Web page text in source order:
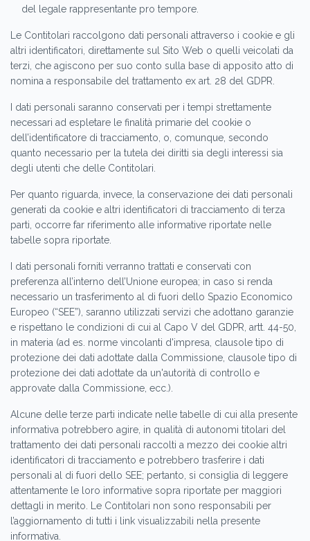
del legale rappresentante pro tempore.
Le Contitolari raccolgono dati personali attraverso i cookie e gli
altri identificatori, direttamente sul Sito Web o quelli veicolati da
terzi, che agiscono per suo conto sulla base di apposito atto di
nomina a responsabile del trattamento ex art. 28 del GDPR.
I dati personali saranno conservati per i tempi strettamente
necessari ad espletare le finalità primarie del cookie o
dell’identificatore di tracciamento, o, comunque, secondo
quanto necessario per la tutela dei diritti sia degli interessi sia
degli utenti che delle Contitolari.
Per quanto riguarda, invece, la conservazione dei dati personali
generati da cookie e altri identificatori di tracciamento di terza
parti, occorre far riferimento alle informative riportate nelle
tabelle sopra riportate.
I dati personali forniti verranno trattati e conservati con
preferenza all’interno dell’Unione europea; in caso si renda
necessario un trasferimento al di fuori dello Spazio Economico
Europeo (“SEE”), saranno utilizzati servizi che adottano garanzie
e rispettano le condizioni di cui al Capo V del GDPR, artt. 44-50,
in materia (ad es. norme vincolanti d'impresa, clausole tipo di
protezione dei dati adottate dalla Commissione, clausole tipo di
protezione dei dati adottate da un'autorità di controllo e
approvate dalla Commissione, ecc.).
Alcune delle terze parti indicate nelle tabelle di cui alla presente
informativa potrebbero agire, in qualità di autonomi titolari del
trattamento dei dati personali raccolti a mezzo dei cookie altri
identificatori di tracciamento e potrebbero trasferire i dati
personali al di fuori dello SEE; pertanto, si consiglia di leggere
attentamente le loro informative sopra riportate per maggiori
dettagli in merito. Le Contitolari non sono responsabili per
l’aggiornamento di tutti i link visualizzabili nella presente
informativa.